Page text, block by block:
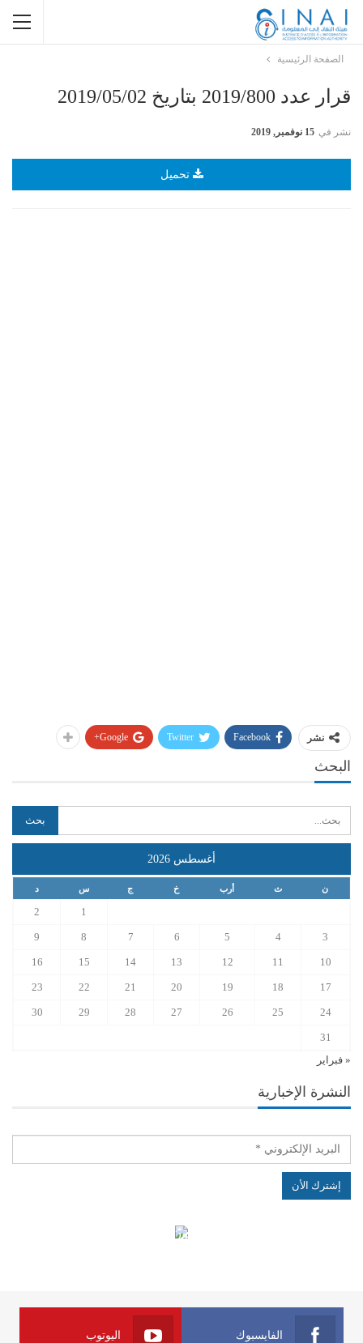
الصفحة الرئيسية
قرار عدد 2019/800 بتاريخ 2019/05/02
نشر في 15 نوفمبر, 2019
تحميل
نشر Facebook
Twitter
Google+
البحث
أغسطس 2026
ن ث أرب خ ج س د
1
2
3
4
5
6
7
8
9
10
11
12
13
14
15
16
17
18
19
20
21
22
23
24
25
26
27
28
29
30
31
« فبراير
النشرة الإخبارية
الهياكل الخاضعة لقانون النفاذ إلى المعلومة
الفايسبوك اليوتوب